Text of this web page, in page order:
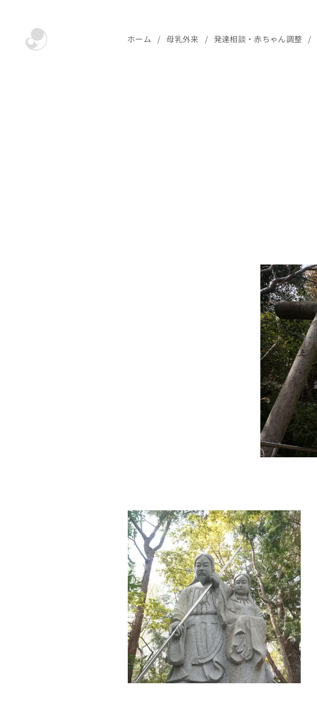
ホーム 母乳外来 発達相談・赤ちゃん調整